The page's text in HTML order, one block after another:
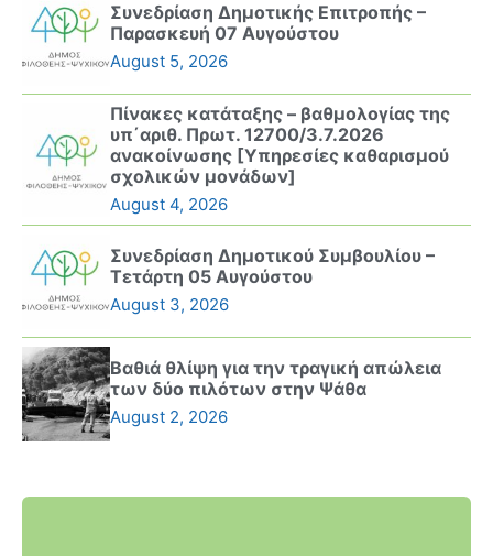
Συνεδρίαση Δημοτικής Επιτροπής –
Παρασκευή 07 Αυγούστου
August 5, 2026
Πίνακες κατάταξης – βαθμολογίας της
υπ΄αριθ. Πρωτ. 12700/3.7.2026
ανακοίνωσης [Υπηρεσίες καθαρισμού
σχολικών μονάδων]
August 4, 2026
Συνεδρίαση Δημοτικού Συμβουλίου –
Τετάρτη 05 Αυγούστου
August 3, 2026
Βαθιά θλίψη για την τραγική απώλεια
των δύο πιλότων στην Ψάθα
August 2, 2026